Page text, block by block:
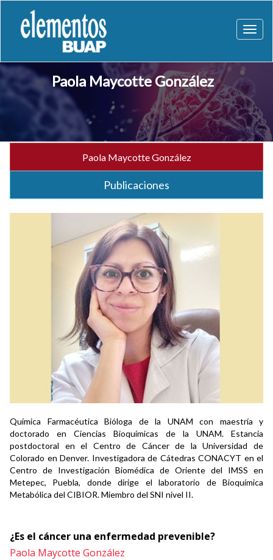
Paola Maycotte González
Paola Maycotte González
Publicaciones
Química Farmacéutica Bióloga de la UNAM con maestría y
doctorado en Ciencias Bioquímicas de la UNAM. Estancia
postdoctoral en el Centro de Cáncer de la Universidad de
Colorado en Denver. Investigadora de Cátedras CONACYT en el
Centro de Investigación Biomédica de Oriente del IMSS en
Metepec, Puebla, donde dirige el laboratorio de Bioquímica
Metabólica del CIBIOR. Miembro del SNI nivel II.
¿Es el cáncer una enfermedad prevenible?
Paola Maycotte González